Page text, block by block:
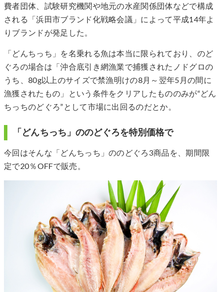
費者団体、試験研究機関や地元の水産関係団体などで構成
される「浜田市ブランド化戦略会議」によって平成14年よ
りブランドが発足した。
「どんちっち」を名乗れる魚は本当に限られており、のど
ぐろの場合は「沖合底引き網漁業で捕獲されたノドグロの
うち、80g以上のサイズで禁漁明けの8月～翌年5月の間に
漁獲されたもの」という条件をクリアしたもののみが“どん
ちっちのどぐろ”として市場に出回るのだとか。
「どんちっち」ののどぐろを特別価格で
今回はそんな「どんちっち」ののどぐろ3商品を、期間限
定で20％OFFで販売。